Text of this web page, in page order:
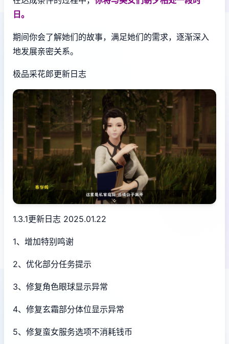
日。
期间你会了解她们的故事，满足她们的需求，逐渐深入
地发展亲密关系。
极品采花郎更新日志
1.3.1更新日志 2025.01.22
1、增加特别鸣谢
2、优化部分任务提示
3、修复角色眼球显示异常
4、修复玄霜部分体位显示异常
5、修复蛮女服务选项不消耗钱币